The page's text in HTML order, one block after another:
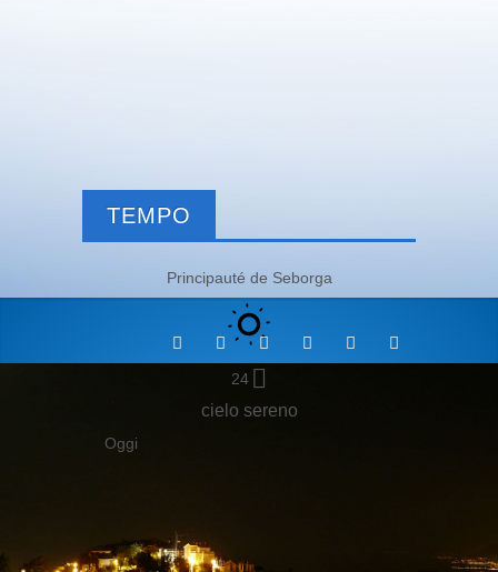
TEMPO
Principauté de Seborga
24
cielo sereno
Oggi